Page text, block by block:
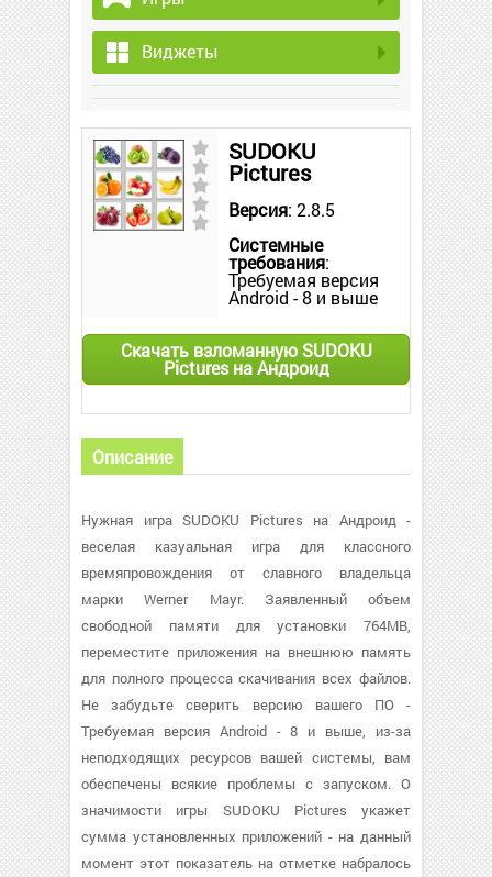
Виджеты
SUDOKU
Pictures
Версия: 2.8.5
Системные
требования:
Требуемая версия
Android - 8 и выше
Скачать взломанную SUDOKU
Pictures на Андроид
Описание
Нужная игра SUDOKU Pictures на Андроид -
веселая казуальная игра для классного
времяпровождения от славного владельца
марки Werner Mayr. Заявленный объем
свободной памяти для установки 764MB,
переместите приложения на внешнюю память
для полного процесса скачивания всех файлов.
Не забудьте сверить версию вашего ПО -
Требуемая версия Android - 8 и выше, из-за
неподходящих ресурсов вашей системы, вам
обеспечены всякие проблемы с запуском. О
значимости игры SUDOKU Pictures укажет
сумма установленных приложений - на данный
момент этот показатель на отметке набралось